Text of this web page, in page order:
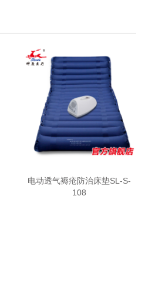
电动透气褥疮防治床垫SL-S-
108